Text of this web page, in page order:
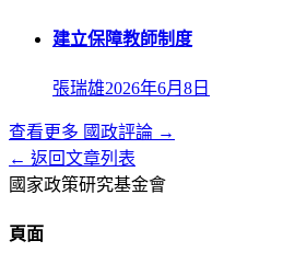
建立保障教師制度
張瑞雄2026年6月8日
查看更多 國政評論 →
← 返回文章列表
國家政策研究基金會
頁面